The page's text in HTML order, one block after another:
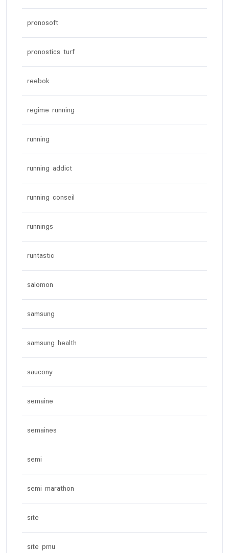
pronosoft
pronostics turf
reebok
regime running
running
running addict
running conseil
runnings
runtastic
salomon
samsung
samsung health
saucony
semaine
semaines
semi
semi marathon
site
site pmu